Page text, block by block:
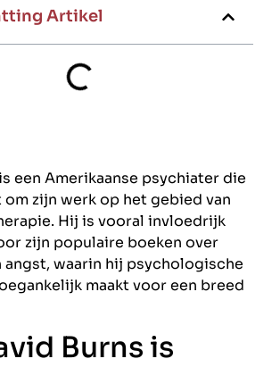
Artikel
een Amerikaanse psychiater die
om zijn werk op het gebied van
Hij is vooral invloedrijk
zijn populaire boeken over
angst, waarin hij psychologische
maakt voor een breed
Burns is